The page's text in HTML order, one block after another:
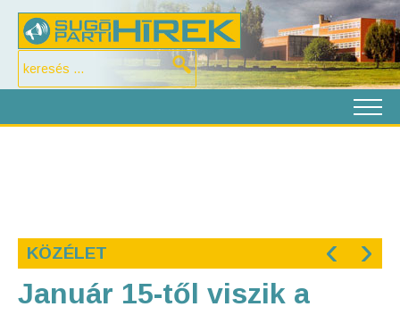
KÖZÉLET ‹ ›
Január 15-től viszik a